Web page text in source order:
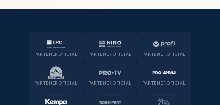
PARTENER OFICIAL PARTENER OFICIAL PARTENER OFICIAL
PARTENER OFICIAL PARTENER OFICIAL PARTENER OFICIAL